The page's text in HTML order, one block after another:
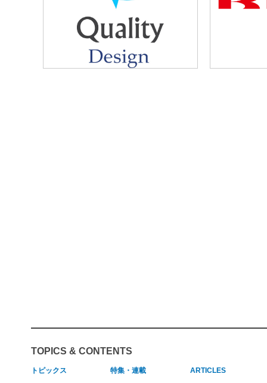
TOPICS & CONTENTS
トピックス 特集・連載 ARTICLES